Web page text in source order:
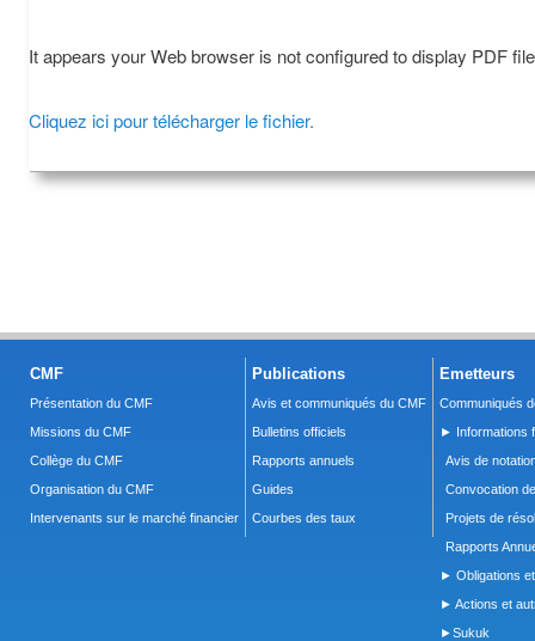
It appears your Web browser is not configured to display PDF
Cliquez ici pour télécharger le fichier.
CMF
Présentation du CMF
Missions du CMF
Collège du CMF
Organisation du CMF
Intervenants sur le marché financier
Publications
Avis et communiqués du CMF
Bulletins officiels
Rapports annuels
Guides
Courbes des taux
Emetteurs
Communiqués
► Informations
Avis de
Convocation
Projets de
Rapports
► Obligations
► Actions et
►Sukuk